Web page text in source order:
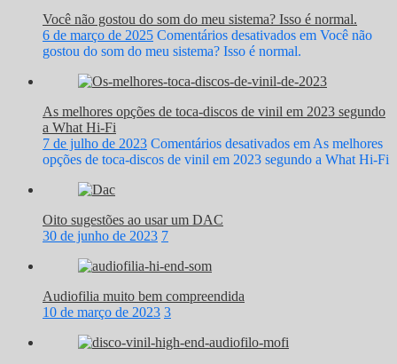
Você não gostou do som do meu sistema? Isso é normal.
6 de março de 2025 Comentários desativados em Você não
gostou do som do meu sistema? Isso é normal.
As melhores opções de toca-discos de vinil em 2023 segundo
a What Hi-Fi
7 de julho de 2023 Comentários desativados em As melhores
opções de toca-discos de vinil em 2023 segundo a What Hi-Fi
Oito sugestões ao usar um DAC
30 de junho de 2023 7
Audiofilia muito bem compreendida
10 de março de 2023 3